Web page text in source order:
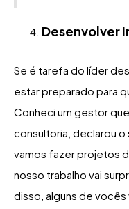
Desenvolver
Se é tarefa do líder
estar preparado para
Conheci um gestor
consultoria, declarou o
vamos fazer projetos
nosso trabalho vai
disso, alguns de